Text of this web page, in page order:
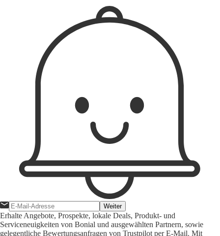
Weiter
Erhalte Angebote, Prospekte, lokale Deals, Produkt- und
Serviceneuigkeiten von Bonial und ausgewählten Partnern, sowie
gelegentliche Bewertungsanfragen von Trustpilot per E-Mail. Mit